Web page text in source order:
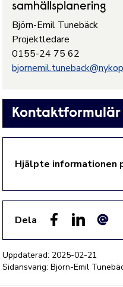
samhällsplanering
Björn-Emil Tunebäck
Projektledare
0155-24 75 62
Kontaktformulär
Hjälpte informationen
Dela
Uppdaterad: 2025-02-21
Sidansvarig: Björn-Emil